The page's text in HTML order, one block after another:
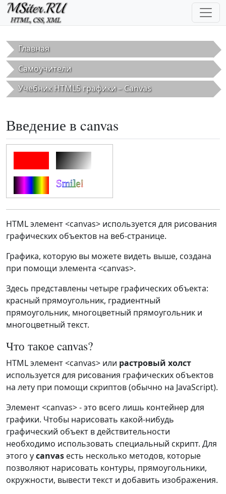
Перейти к основному содержанию
Главная
Самоучители
Учебник HTML5 графики – Canvas
Введение в canvas
HTML элемент <canvas> используется для рисования
графических объектов на веб-странице.
Графика, которую вы можете видеть выше, создана
при помощи элемента <canvas>.
Здесь представлены четыре графических объекта:
красный прямоугольник, градиентный
прямоугольник, многоцветный прямоугольник и
многоцветный текст.
Что такое canvas?
HTML элемент <canvas> или растровый холст
используется для рисования графических объектов
на лету при помощи скриптов (обычно на JavaScript).
Элемент <canvas> - это всего лишь контейнер для
графики. Чтобы нарисовать какой-нибудь
графический объект в действительности
необходимо использовать специальный скрипт. Для
этого уcanvas есть несколько методов, которые
позволяют нарисовать контуры, прямоугольники,
окружности, вывести текст и добавить изображения.